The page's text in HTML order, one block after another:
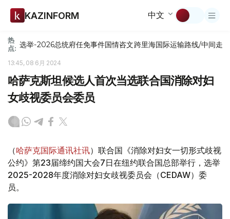
KAZINFORM 中文
热
点: 选举-2026总统府任免事件国情咨文跨里海国际运输路线/中间走廊
13:45, 08 6月 2024
哈萨克斯坦候选人首次当选联合国消除对妇
女歧视委员会委员
（哈萨克国际通讯社讯）联合国《消除对妇女一切形式歧视
公约》第23届缔约国大会7日在纽约联合国总部举行，选举
2025-2028年度消除对妇女歧视委员会（CEDAW）委
员。